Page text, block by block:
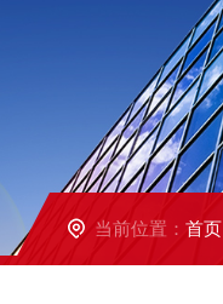
当前位置： 首页